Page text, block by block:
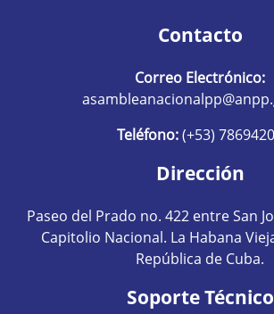
Contacto
Correo Electrónico:
Teléfono:(+53)
Dirección
Paseo del Prado no. 422 entre San
Capitolio Nacional. La Habana
República de Cuba.
Soporte Técnico